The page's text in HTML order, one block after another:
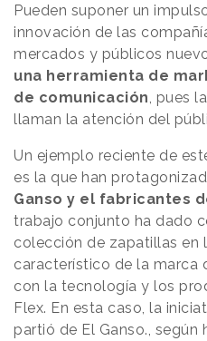
Pueden suponer un
innovación de las
mercados y públicos
una herramienta de
de comunicación , pues
llaman la atención del
Un ejemplo reciente de
es la que han
Ganso y el fabricantes
trabajo conjunto ha dado
colección de zapatillas en
característico de la marca
con la tecnología y los
Flex. En esta caso, la
partió de El Ganso.,